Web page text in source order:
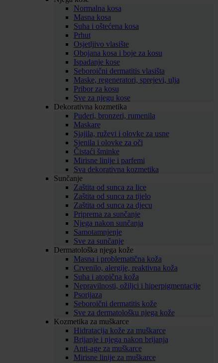
Normalna kosa
Masna kosa
Suha i oštećena kosa
Prhut
Osjetljivo vlasište
Obojana kosa i boje za kosu
Ispadanje kose
Seboroični dermatitis vlasišta
Maske, regeneratori, sprejevi, ulja
Pribor za kosu
Sve za njegu kose
Dekorativna kozmetika
Puderi, bronzeri, rumenila
Maskare
Sjajila, ruževi i olovke za usne
Sjenila i olovke za oči
Čistaći šminke
Mirisne linije i parfemi
Sva dekorativna kozmetika
Sunčanje
Zaštita od sunca za lice
Zaštita od sunca za tijelo
Zaštita od sunca za djecu
Priprema za sunčanje
Njega nakon sunčanja
Samotamnjenje
Sve za sunčanje
Dermatološka njega kože
Masna i problematična koža
Crvenilo, alergije, reaktivna koža
Suha i atopična koža
Nepravilnosti, ožiljci i hiperpigmentacije
Psorijaza
Seboroični dermatitis kože
Sve za dermatološku njega kože
Kozmetika za muškarce
Hidratacija kože za muškarce
Brijanje i njega nakon brijanja
Anti-age za muškarce
Mirisne linije za muškarce